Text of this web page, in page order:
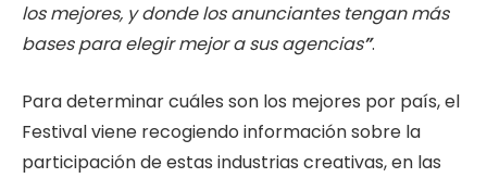
los mejores, y donde los anunciantes tengan más
bases para elegir mejor a sus agencias”.
Para determinar cuáles son los mejores por país, el
Festival viene recogiendo información sobre la
participación de estas industrias creativas, en las